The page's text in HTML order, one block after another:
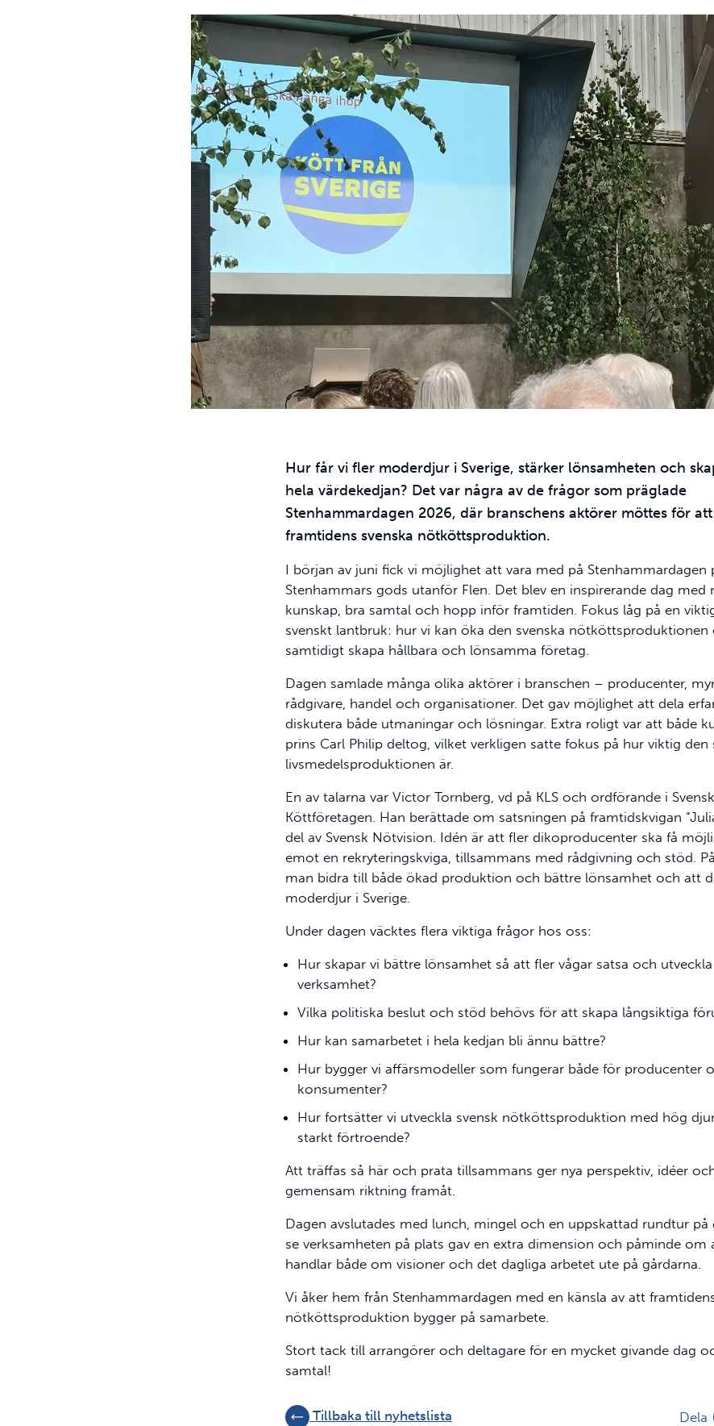
Hur får vi fler moderdjur i Sverige, stärker lönsamheten och
hela värdekedjan? Det var några av de frågor som präglade
Stenhammardagen 2026, där branschens aktörer möttes för
framtidens svenska nötköttsproduktion.
I början av juni fick vi möjlighet att vara med på Stenhammardagen
Stenhammars gods utanför Flen. Det blev en inspirerande dag med
kunskap, bra samtal och hopp inför framtiden. Fokus låg på en
svenskt lantbruk: hur vi kan öka den svenska nötköttsproduktionen
samtidigt skapa hållbara och lönsamma företag.
Dagen samlade många olika aktörer i branschen – producenter,
rådgivare, handel och organisationer. Det gav möjlighet att dela
diskutera både utmaningar och lösningar. Extra roligt var att både
prins Carl Philip deltog, vilket verkligen satte fokus på hur viktig den
livsmedelsproduktionen är.
En av talarna var Victor Tornberg, vd på KLS och ordförande i
Köttföretagen. Han berättade om satsningen på framtidskvigan
del av Svensk Nötvision. Idén är att fler dikoproducenter ska få
emot en rekryteringskviga, tillsammans med rådgivning och stöd.
man bidra till både ökad produktion och bättre lönsamhet och att
moderdjur i Sverige.
Under dagen väcktes flera viktiga frågor hos oss:
Hur skapar vi bättre lönsamhet så att fler vågar satsa och
verksamhet?
Vilka politiska beslut och stöd behövs för att skapa långsiktiga
Hur kan samarbetet i hela kedjan bli ännu bättre?
Hur bygger vi affärsmodeller som fungerar både för producenter
konsumenter?
Hur fortsätter vi utveckla svensk nötköttsproduktion med hög
starkt förtroende?
Att träffas så här och prata tillsammans ger nya perspektiv, idéer
gemensam riktning framåt.
Dagen avslutades med lunch, mingel och en uppskattad rundtur på
se verksamheten på plats gav en extra dimension och påminde om
handlar både om visioner och det dagliga arbetet ute på gårdarna.
Vi åker hem från Stenhammardagen med en känsla av att
nötköttsproduktion bygger på samarbete.
Stort tack till arrangörer och deltagare för en mycket givande dag
samtal!
Tillbaka till nyhetslista Dela